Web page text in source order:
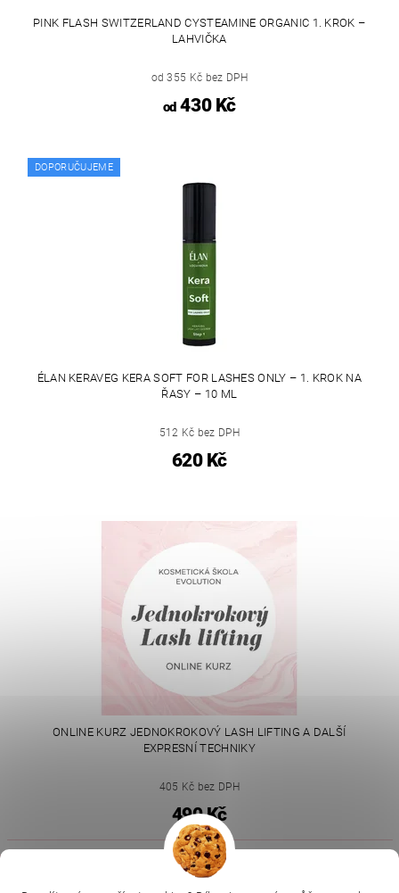
PINK FLASH SWITZERLAND CYSTEAMINE ORGANIC 1. KROK –
LAHVIČKA
od 355 Kč bez DPH
od430 Kč
DOPORUČUJEME
ÉLAN KERAVEG KERA SOFT FOR LASHES ONLY – 1. KROK NA
ŘASY – 10 ML
512 Kč bez DPH
620 Kč
ONLINE KURZ JEDNOKROKOVÝ LASH LIFTING A DALŠÍ
EXPRESNÍ TECHNIKY
405 Kč bez DPH
490 Kč
L.C.P. Paris |